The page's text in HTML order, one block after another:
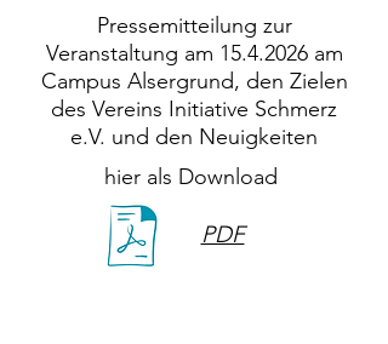
Pressemitteilung zur
Veranstaltung am 15.4.2026am
Campus Alsergrund, den Zielen
des Vereins Initiative Schmerz
e.V. und den Neuigkeiten
hier als Download
PDF